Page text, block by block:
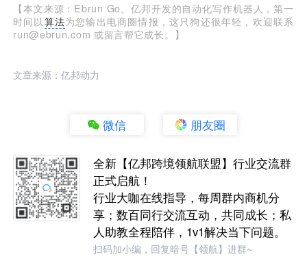
【本文来源：Ebrun Go。亿邦开发的自动化写作机器人，第一
时间以 算法为您输出电商圈情报，这只狗还很年轻，欢迎联系
run@ebrun.com 或留言帮它成长。】
文章来源：亿邦动力
微信 朋友圈
全新【亿邦跨境领航联盟】行业交流群
正式启航！
行业大咖在线指导，每周群内商机分
享；数百同行交流互动，共同成长；私
人助教全程陪伴，1v1解决当下问题。
扫码加小编，回复暗号【领航】进群~